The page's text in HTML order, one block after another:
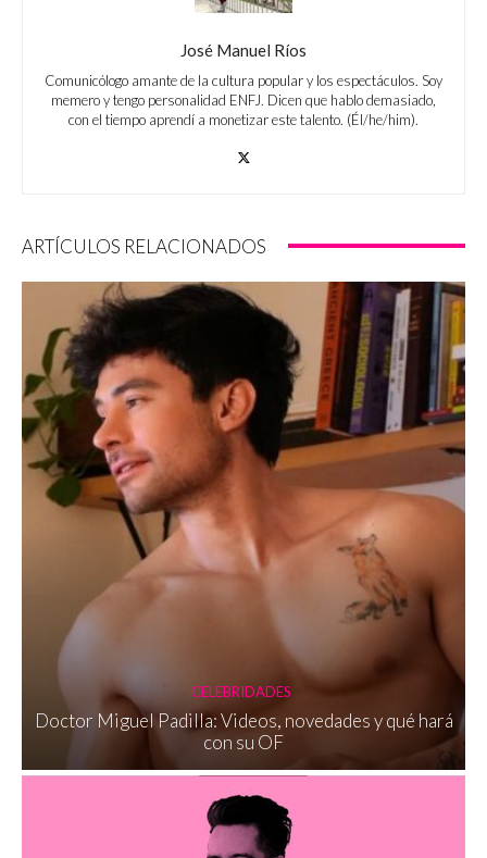
José Manuel Ríos
Comunicólogo amante de la cultura popular y los espectáculos. Soy
memero y tengo personalidad ENFJ. Dicen que hablo demasiado,
con el tiempo aprendí a monetizar este talento. (Él/he/him).
ARTÍCULOS RELACIONADOS
CELEBRIDADES
Doctor Miguel Padilla: Videos, novedades y qué hará
con su OF